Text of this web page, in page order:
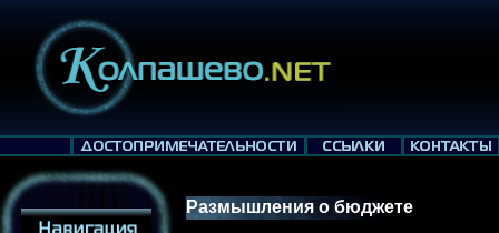
Размышления о бюджете